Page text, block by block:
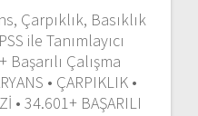
Çarpıklık, Basıklık
ile Tanımlayıcı
Çalışma
• ÇARPIKLIK •
• 34.601+ BAŞARILI